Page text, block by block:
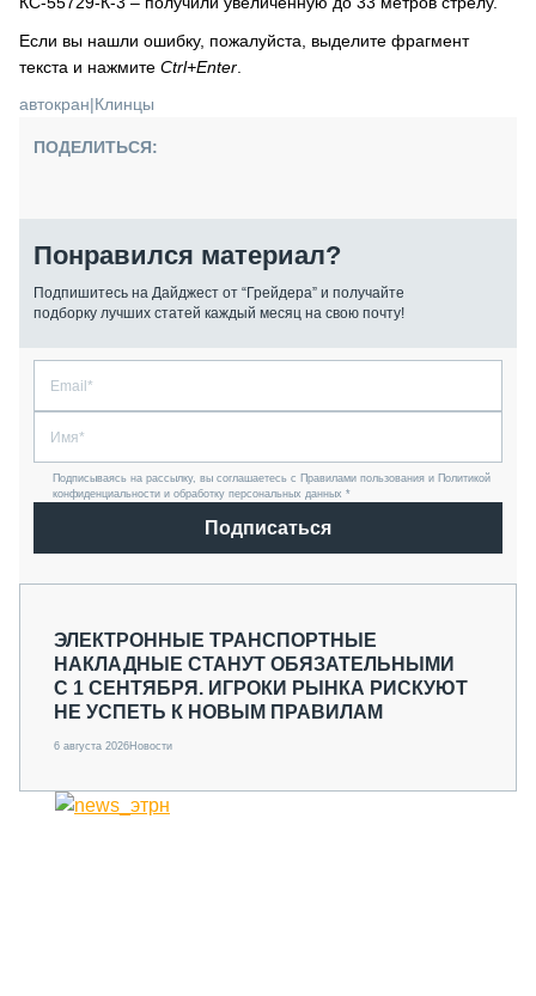
Если вы нашли ошибку, пожалуйста, выделите фрагмент
текста и нажмите Ctrl+Enter
автокран|Клинцы
ПОДЕЛИТЬСЯ:
Понравился материал?
Подпишитесь на Дайджест от “Грейдера” и получайте
подборку лучших статей каждый месяц на свою почту!
Подписываясь на рассылку, вы соглашаетесь с Правилами пользования и Политикой
конфиденциальности и обработку персональных данных *
Подписаться
ЭЛЕКТРОННЫЕ ТРАНСПОРТНЫЕ
НАКЛАДНЫЕ СТАНУТ ОБЯЗАТЕЛЬНЫМИ
С 1 СЕНТЯБРЯ. ИГРОКИ РЫНКА РИСКУЮТ
НЕ УСПЕТЬ К НОВЫМ ПРАВИЛАМ
6 августа 2026Новости